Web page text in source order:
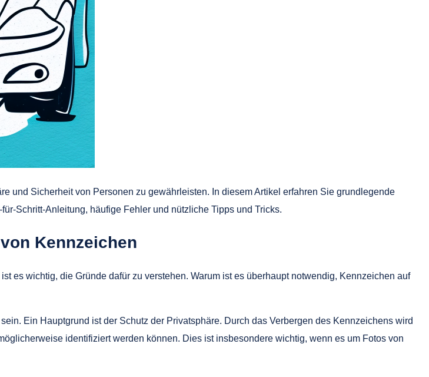
und Sicherheit von Personen zu gewährleisten. In diesem Artikel erfahren Sie grundlegende
Schritt-Anleitung, häufige Fehler und nützliche Tipps und Tricks.
Kennzeichen
es wichtig, die Gründe dafür zu verstehen. Warum ist es überhaupt notwendig, Kennzeichen auf
Ein Hauptgrund ist der Schutz der Privatsphäre. Durch das Verbergen des Kennzeichens wird
identifiziert werden können. Dies ist insbesondere wichtig, wenn es um Fotos von